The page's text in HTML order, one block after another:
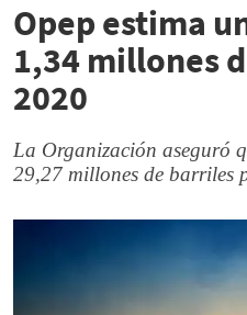
Opep estima
1,34 millones
2020
La Organización aseguró
29,27 millones de barriles